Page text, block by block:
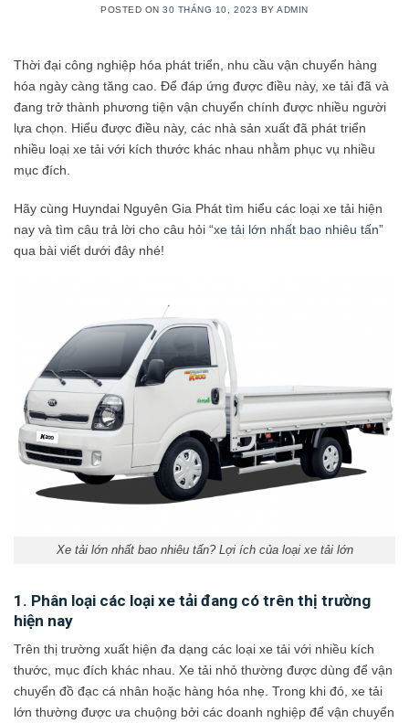
POSTED ON30 THÁNG 10, 2023 BYADMIN
Thời đại công nghiệp hóa phát triển, nhu cầu vận chuyển hàng
hóa ngày càng tăng cao. Để đáp ứng được điều này, xe tải đã và
đang trở thành phương tiện vận chuyển chính được nhiều người
lựa chọn. Hiểu được điều này, các nhà sản xuất đã phát triển
nhiều loại xe tải với kích thước khác nhau nhằm phục vụ nhiều
mục đích.
Hãy cùng Huyndai Nguyên Gia Phát tìm hiểu các loại xe tải hiện
nay và tìm câu trả lời cho câu hỏi “xe tải lớn nhất bao nhiêu tấn”
qua bài viết dưới đây nhé!
Xe tải lớn nhất bao nhiêu tấn? Lợi ích của loại xe tải lớn
1. Phân loại các loại xe tải đang có trên thị trường
hiện nay
Trên thị trường xuất hiện đa dạng các loại xe tải với nhiều kích
thước, mục đích khác nhau. Xe tải nhỏ thường được dùng để vận
chuyển đồ đạc cá nhân hoặc hàng hóa nhẹ. Trong khi đó, xe tải
lớn thường được ưa chuộng bởi các doanh nghiệp để vận chuyển